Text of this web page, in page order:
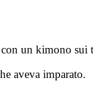
un kimono sui
aveva imparato.